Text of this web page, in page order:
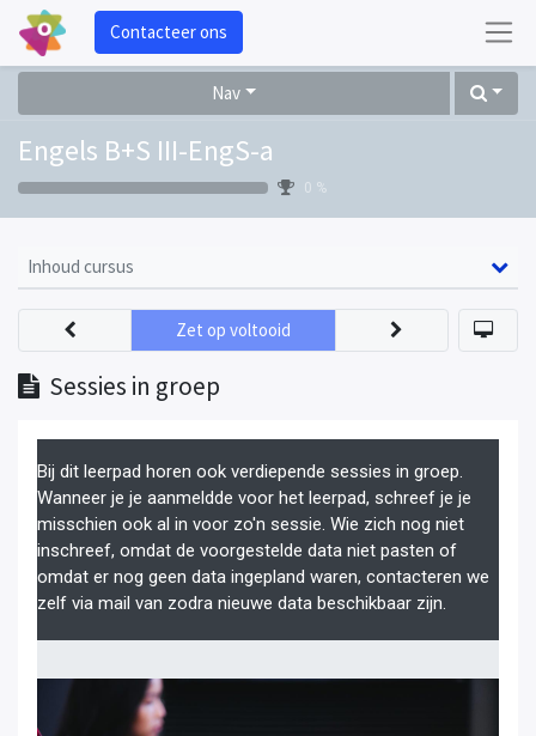
Contacteer ons
Nav
Engels B+S III-EngS-a
0 %
Inhoud cursus
Sessies in groep
Zet op voltooid
Bij dit leerpad horen ook verdiepende sessies in groep.
Wanneer je je aanmeldde voor het leerpad, schreef je je
misschien ook al in voor zo'n sessie. Wie zich nog niet
inschreef, omdat de voorgestelde data niet pasten of
omdat er nog geen data ingepland waren, contacteren we
zelf via mail van zodra nieuwe data beschikbaar zijn.